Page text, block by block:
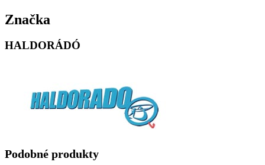
Značka
HALDORÁDÓ
Podobné produkty